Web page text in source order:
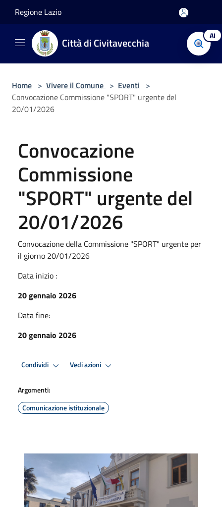
Regione Lazio
Città di Civitavecchia AI
Home > Vivere il Comune > Eventi >
Convocazione Commissione "SPORT" urgente del
20/01/2026
Convocazione
Commissione
"SPORT" urgente del
20/01/2026
Convocazione della Commissione "SPORT" urgente per
il giorno 20/01/2026
Data inizio :
20 gennaio 2026
Data fine:
20 gennaio 2026
Condividi Vedi azioni
Argomenti:
Comunicazione istituzionale